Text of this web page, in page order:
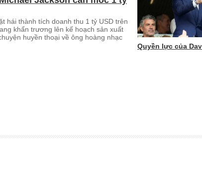
hái thành tích doanh thu 1 tỷ USD trên
khẩn trương lên kế hoạch sản xuất
huyền thoại về ông hoàng nhạc
Quyền lực của